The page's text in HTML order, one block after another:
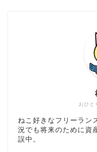
おひと
ねこ好きなフリーラン
況でも将来のために資
誤中。